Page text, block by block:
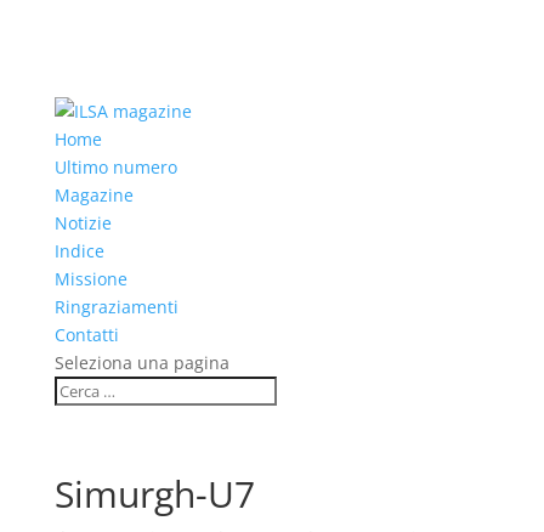
Home
Ultimo numero
Magazine
Notizie
Indice
Missione
Ringraziamenti
Contatti
Seleziona una pagina
Simurgh-U7